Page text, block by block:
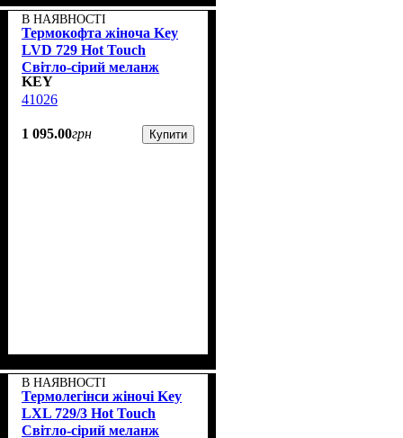
В НАЯВНОСТІ
Термокофта жіноча Key
LVD 729 Hot Touch
Світло-сірий меланж
KEY
41026
1 095.00грн Купити
В НАЯВНОСТІ
Термолегінси жіночі Key
LXL 729/3 Hot Touch
Світло-сірий меланж